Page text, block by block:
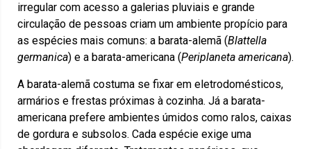
irregular com acesso a galerias pluviais e grande
circulação de pessoas criam um ambiente propício para
as espécies mais comuns: a barata-alemã (Blattella
germanica) e a barata-americana (Periplaneta americana).
A barata-alemã costuma se fixar em eletrodomésticos,
armários e frestas próximas à cozinha. Já a barata-
americana prefere ambientes úmidos como ralos, caixas
de gordura e subsolos. Cada espécie exige uma